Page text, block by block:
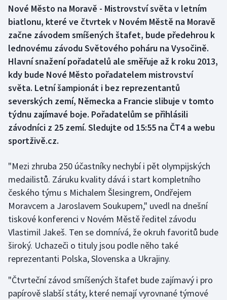
Boby a skeleton
Box
Curling
Dostihy
Florbal
Futsal
Golf
Gymnastika
Házená
Jezdectví
Judo
Krasobruslení
AZ kvíz
Nové Město na Moravě - Mistrovství světa v letním
biatlonu, které ve čtvrtek v Novém Městě na Moravě
začne závodem smíšených štafet, bude předehrou k
lednovému závodu Světového poháru na Vysočině.
Hlavní snažení pořadatelů ale směřuje až k roku 2013,
kdy bude Nové Město pořadatelem mistrovství
světa. Letní šampionát i bez reprezentantů
severských zemí, Německa a Francie slibuje v tomto
týdnu zajímavé boje. Pořadatelům se přihlásili
závodníci z 25 zemí. Sledujte od 15:55 na ČT4 a webu
sportživě.cz.
"Mezi zhruba 250 účastníky nechybí i pět olympijských
medailistů. Záruku kvality dává i start kompletního
českého týmu s Michalem Šlesingrem, Ondřejem
Moravcem a Jaroslavem Soukupem," uvedl na dnešní
tiskové konferenci v Novém Městě ředitel závodu
Vlastimil Jakeš. Ten se domnívá, že okruh favoritů bude
široký. Uchazeči o tituly jsou podle něho také
reprezentanti Polska, Slovenska a Ukrajiny.
"Čtvrteční závod smíšených štafet bude zajímavý i pro
papírově slabší státy, které nemají vyrovnané týmové